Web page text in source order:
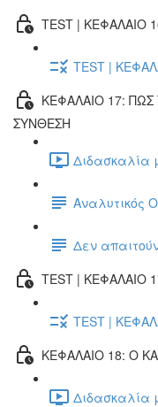
TEST | ΚΕΦΑΛΑΙΟ
TEST |
ΚΕΦΑΛΑΙΟ 17:
ΣΥΝΘΕΣΗ
Διδασκαλία
Αναλυτικός
Δεν
TEST | ΚΕΦΑΛΑΙΟ
TEST |
ΚΕΦΑΛΑΙΟ 18: Ο
Διδασκαλία